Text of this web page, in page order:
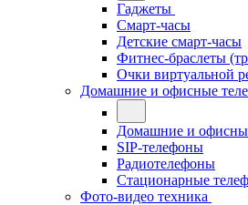
Гаджеты
Смарт-часы
Детские смарт-часы
Фитнес-браслеты
Очки виртуальной
Домашние и офисные
Домашние и
SIP-телефоны
Радиотелефоны
Стационарные
Фото-видео техника